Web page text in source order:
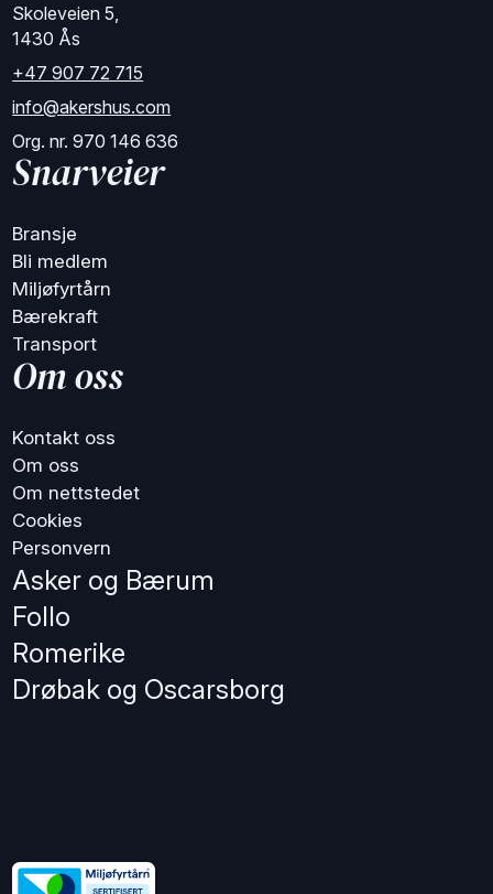
Skoleveien 5,
1430 Ås
+47 907 72 715
info@akershus.com
Org. nr. 970 146 636
Snarveier
Bransje
Bli medlem
Miljøfyrtårn
Bærekraft
Transport
Om oss
Kontakt oss
Om oss
Om nettstedet
Cookies
Personvern
Asker og Bærum
Follo
Romerike
Drøbak og Oscarsborg